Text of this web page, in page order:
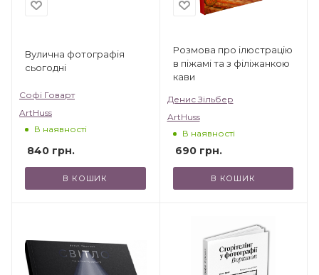
Вулична фотографія
сьогодні
Софі Говарт
ArtHuss
В наявності
840 грн.
В КОШИК
Розмова про ілюстрацію
в піжамі та з філіжанкою
кави
Денис Зільбер
ArtHuss
В наявності
690грн.
В КОШИК